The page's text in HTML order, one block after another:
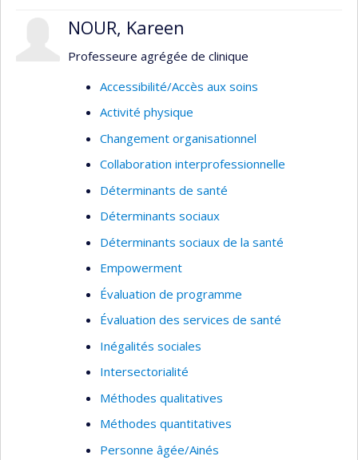
Équité et justice sociale
Santé sexuelle et reproductive
marginalisées
Gouvernance mondiale de la santé relative
à la COVID-19
Déterminants structurels et sociaux de la
santé
Recherche qualitative
Étude de cas
Méthodes mixtes
Mobilisation et échange des connaissances
NOUR, Kareen
Professeure agrégée de clinique
Accessibilité/Accès aux soins
Activité physique
Changement organisationnel
Collaboration interprofessionnelle
Déterminants de santé
Déterminants sociaux
Déterminants sociaux de la santé
Empowerment
Évaluation de programme
Évaluation des services de santé
Inégalités sociales
Intersectorialité
Méthodes qualitatives
Méthodes quantitatives
Personne âgée/Ainés